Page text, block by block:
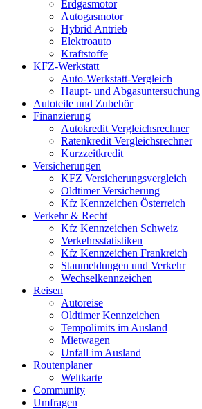
Erdgasmotor
Autogasmotor
Hybrid Antrieb
Elektroauto
Kraftstoffe
KFZ-Werkstatt
Auto-Werkstatt-Vergleich
Haupt- und Abgasuntersuchung
Autoteile und Zubehör
Finanzierung
Autokredit Vergleichsrechner
Ratenkredit Vergleichsrechner
Kurzzeitkredit
Versicherungen
KFZ Versicherungsvergleich
Oldtimer Versicherung
Kfz Kennzeichen Österreich
Verkehr & Recht
Kfz Kennzeichen Schweiz
Verkehrsstatistiken
Kfz Kennzeichen Frankreich
Staumeldungen und Verkehr
Wechselkennzeichen
Reisen
Autoreise
Oldtimer Kennzeichen
Tempolimits im Ausland
Mietwagen
Unfall im Ausland
Routenplaner
Weltkarte
Community
Umfragen